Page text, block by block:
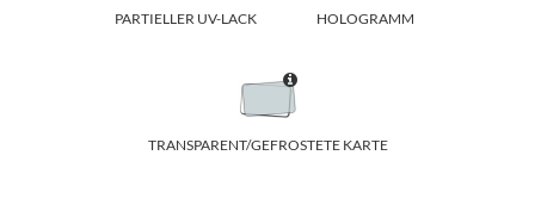
PARTIELLER UV-LACK HOLOGRAMM
TRANSPARENT/GEFROSTETE KARTE